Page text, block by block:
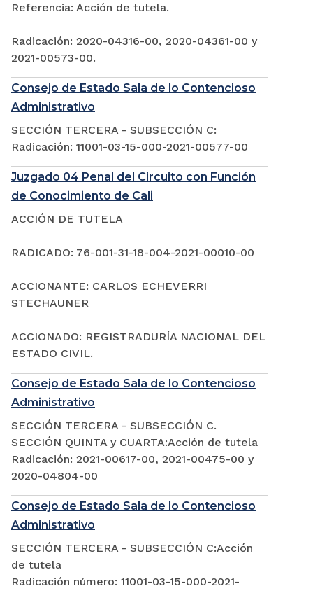
Referencia: Acción de tutela.
Radicación: 2020-04316-00, 2020-04361-00 y
2021-00573-00.
Consejo de Estado Sala de lo Contencioso
Administrativo
SECCIÓN TERCERA - SUBSECCIÓN C:
Radicación: 11001-03-15-000-2021-00577-00
Juzgado 04 Penal del Circuito con Función
de Conocimiento de Cali
ACCIÓN DE TUTELA
RADICADO: 76-001-31-18-004-2021-00010-00
ACCIONANTE: CARLOS ECHEVERRI
STECHAUNER
ACCIONADO: REGISTRADURÍA NACIONAL DEL
ESTADO CIVIL.
Consejo de Estado Sala de lo Contencioso
Administrativo
SECCIÓN TERCERA - SUBSECCIÓN C.
SECCIÓN QUINTA y CUARTA:Acción de tutela
Radicación: 2021-00617-00, 2021-00475-00 y
2020-04804-00
Consejo de Estado Sala de lo Contencioso
Administrativo
SECCIÓN TERCERA - SUBSECCIÓN C:Acción
de tutela
Radicación número: 11001-03-15-000-2021-